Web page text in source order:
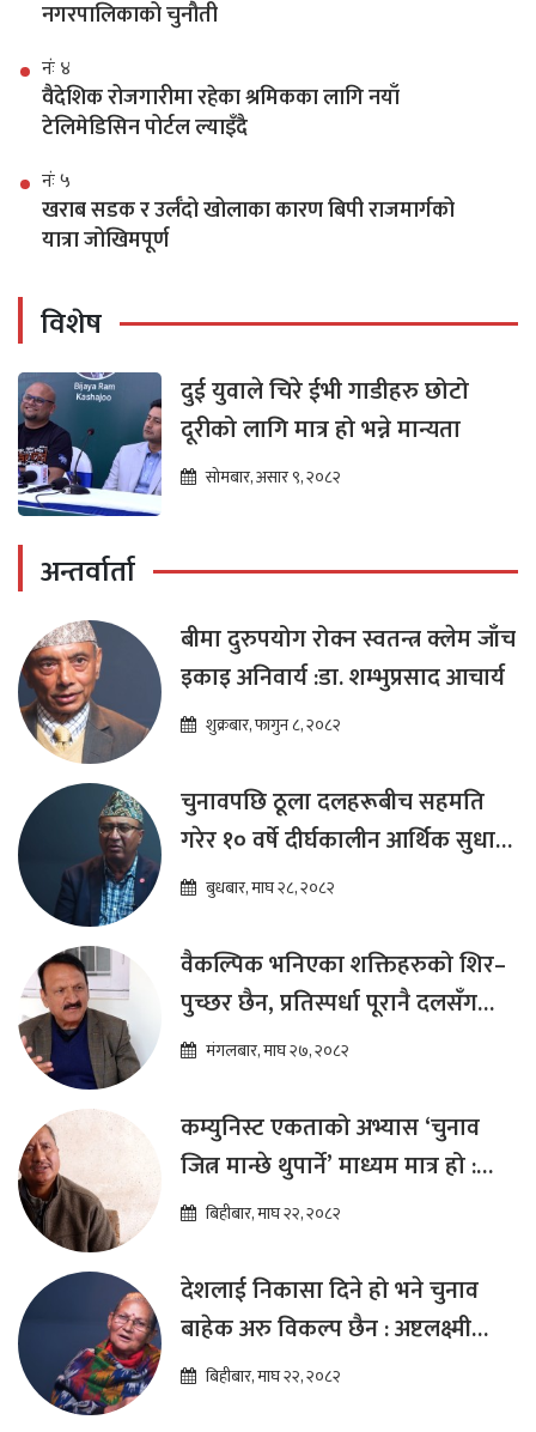
नगरपालिकाको चुनौती
नंः ४
वैदेशिक रोजगारीमा रहेका श्रमिकका लागि नयाँ
टेलिमेडिसिन पोर्टल ल्याइँदै
नंः ५
खराब सडक र उर्लँदो खोलाका कारण बिपी राजमार्गको
यात्रा जोखिमपूर्ण
विशेष
दुई युवाले चिरे ईभी गाडीहरु छोटो
दूरीको लागि मात्र हो भन्ने मान्यता
सोमबार, असार ९, २०८२
अन्तर्वार्ता
बीमा दुरुपयोग रोक्न स्वतन्त्र क्लेम जाँच
इकाइ अनिवार्य :डा. शम्भुप्रसाद आचार्य
शुक्रबार, फागुन ८, २०८२
चुनावपछि ठूला दलहरूबीच सहमति
गरेर १० वर्षे दीर्घकालीन आर्थिक सुधार
कार्यक्रम ल्याउनुपर्छ : हेमराज ढकाल
बुधबार, माघ २८, २०८२
वैकल्पिक भनिएका शक्तिहरुको शिर–
पुच्छर छैन, प्रतिस्पर्धा पूरानै दलसँग
हुन्छ : डा.प्रकाश शरण महत
मंगलबार, माघ २७, २०८२
कम्युनिस्ट एकताको अभ्यास ‘चुनाव
जित्न मान्छे थुपार्ने’ माध्यम मात्र हो :
विप्लव
बिहीबार, माघ २२, २०८२
देशलाई निकासा दिने हो भने चुनाव
बाहेक अरु विकल्प छैन : अष्टलक्ष्मी
शाक्यबिहीबार, माघ २२, २०८२